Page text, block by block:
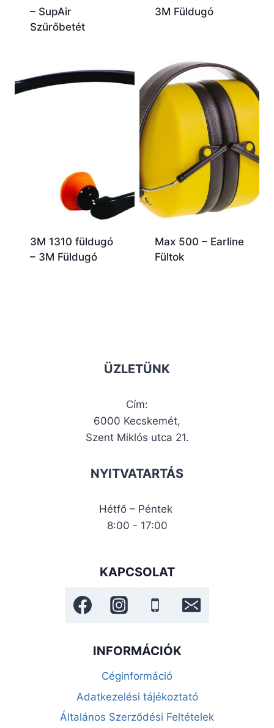
– SupAir
Szűrőbetét
3M Füldugó
3M 1310 füldugó
– 3M Füldugó
Max 500 – Earline
Fültok
ÜZLETÜNK
Cím:
6000 Kecskemét,
Szent Miklós utca 21.
NYITVATARTÁS
Hétfő – Péntek
8:00 - 17:00
KAPCSOLAT
INFORMÁCIÓK
Céginformáció
Adatkezelési tájékoztató
Általános Szerződési Feltételek